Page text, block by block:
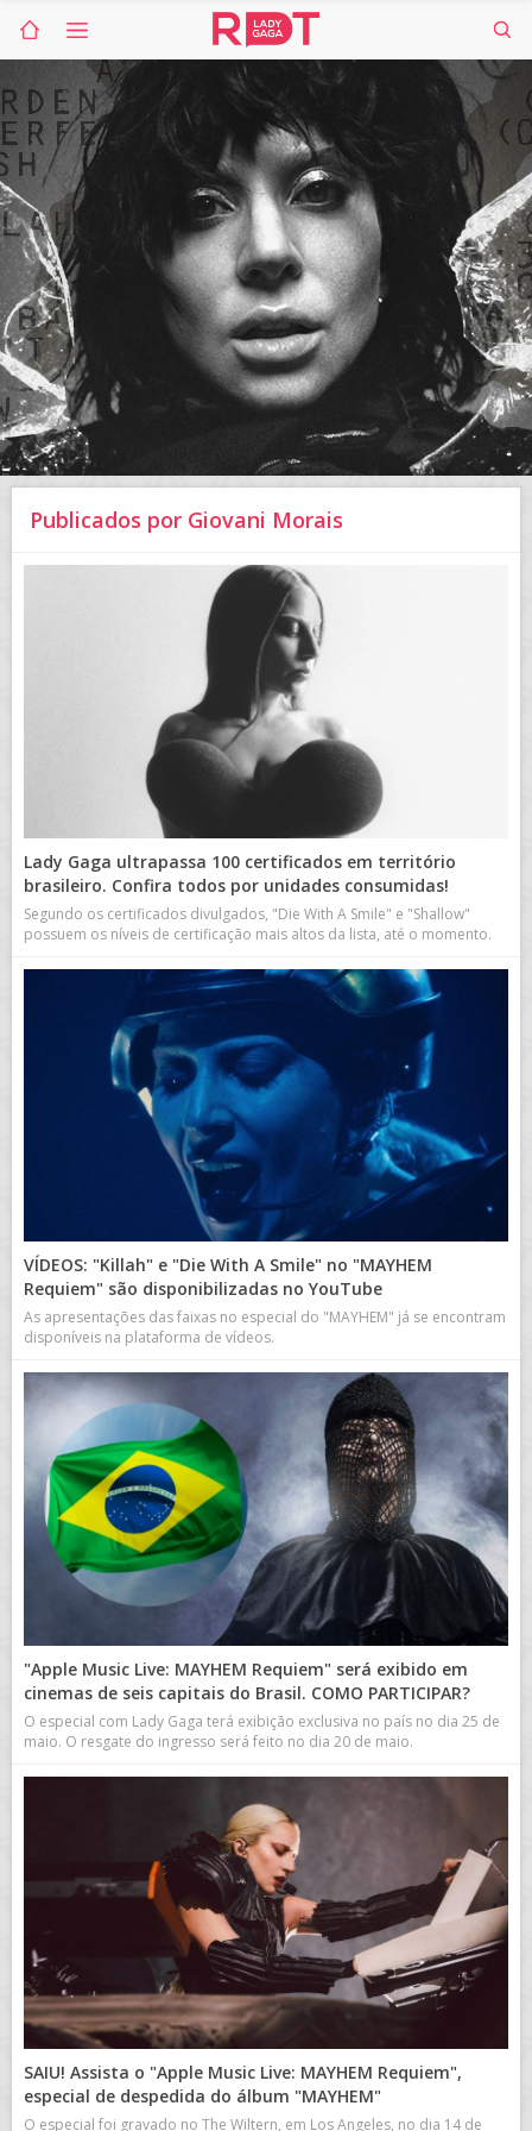
Publicados por Giovani Morais
Lady Gaga ultrapassa 100 certificados em território
brasileiro. Confira todos por unidades consumidas!
Segundo os certificados divulgados, "Die With A Smile" e "Shallow"
possuem os níveis de certificação mais altos da lista, até o momento.
VÍDEOS: "Killah" e "Die With A Smile" no "MAYHEM
Requiem" são disponibilizadas no YouTube
As apresentações das faixas no especial do "MAYHEM" já se encontram
disponíveis na plataforma de vídeos.
"Apple Music Live: MAYHEM Requiem" será exibido em
cinemas de seis capitais do Brasil. COMO PARTICIPAR?
O especial com Lady Gaga terá exibição exclusiva no país no dia 25 de
maio. O resgate do ingresso será feito no dia 20 de maio.
SAIU! Assista o "Apple Music Live: MAYHEM Requiem",
especial de despedida do álbum "MAYHEM"
O especial foi gravado no The Wiltern, em Los Angeles, no dia 14 de